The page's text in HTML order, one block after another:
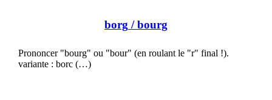
borg / bourg
Prononcer "bourg" ou "bour" (en roulant le "r" final !).
variante : borc (…)